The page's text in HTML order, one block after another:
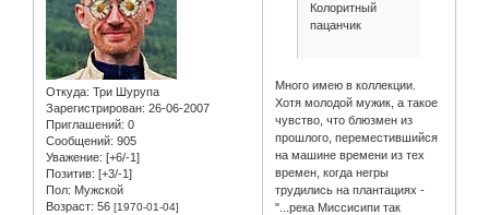
Откуда: Три Шурупа
Зарегистрирован: 26-06-2007
Приглашений: 0
Сообщений: 905
Уважение: [+6/-1]
Позитив: [+3/-1]
Пол: Мужской
Возраст: 56 [1970-01-04]
Колоритный
пацанчик
Много имею в коллекции.
Хотя молодой мужик, а такое
чувство, что блюзмен из
прошлого, переместившийся
на машине времени из тех
времен, когда негры
трудились на плантациях -
"...река Миссисипи так